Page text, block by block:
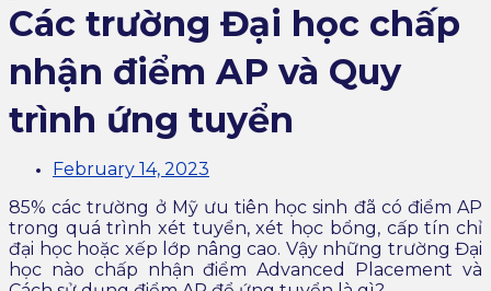
Các trường Đại học chấp
nhận điểm AP và Quy
trình ứng tuyển
February 14, 2023
85% các trường ở Mỹ ưu tiên học sinh đã có điểm AP
trong quá trình xét tuyển, xét học bổng, cấp tín chỉ
đại học hoặc xếp lớp nâng cao. Vậy những trường Đại
học nào chấp nhận điểm Advanced Placement và